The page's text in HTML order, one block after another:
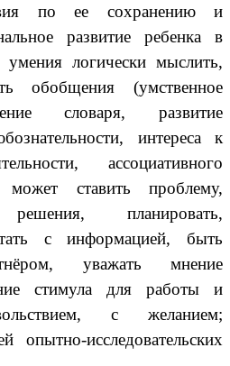
по ее сохранению и
развитие ребенка в
логически мыслить,
обобщения (умственное
словаря, развитие
интереса к
ассоциативного
ставить проблему,
планировать,
с информацией, быть
уважать мнение
стимула для работы и
с желанием;
опытно-исследовательских